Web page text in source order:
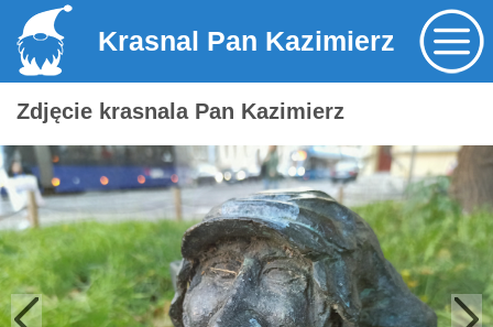
Krasnal Pan Kazimierz
Zdjęcie krasnala Pan Kazimierz